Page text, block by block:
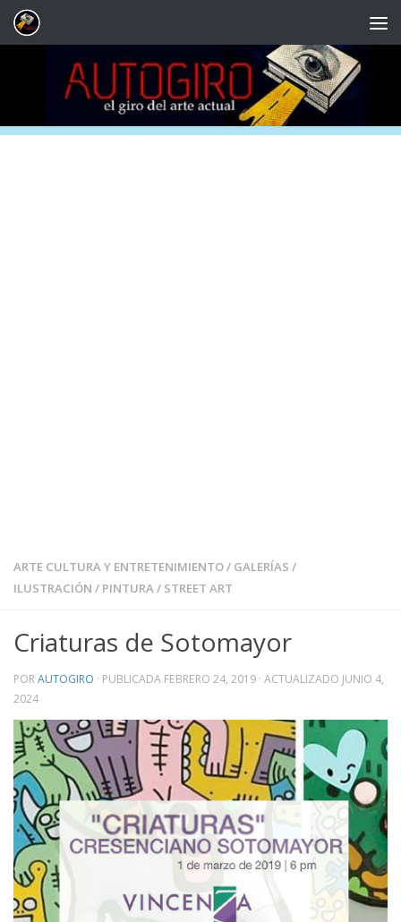
Saltar al contenido
ARTE CULTURA Y ENTRETENIMIENTO/ GALERÍAS /
ILUSTRACIÓN / PINTURA/ STREET ART
Criaturas de Sotomayor
PORAUTOGIRO · PUBLICADA FEBRERO 24, 2019 · ACTUALIZADO JUNIO 4,
2024